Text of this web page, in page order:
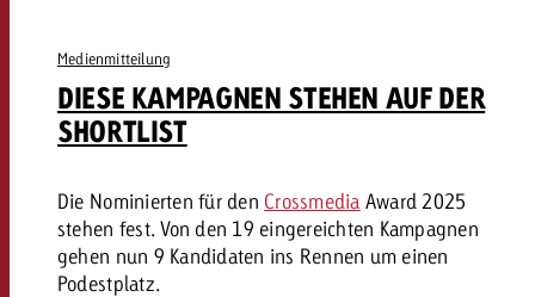
Medienmitteilung
DIESE KAMPAGNEN STEHEN AUF DER
SHORTLIST
Die Nominierten für den Crossmedia Award 2025
stehen fest. Von den 19 eingereichten Kampagnen
gehen nun 9 Kandidaten ins Rennen um einen
Podestplatz.